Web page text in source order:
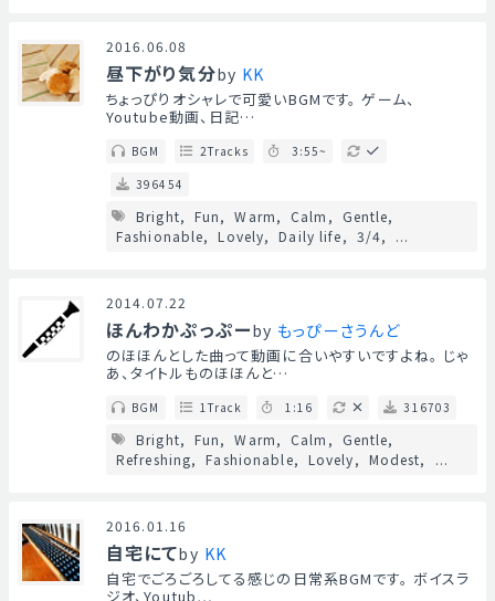
2016.06.08
昼下がり気分by KK
ちょっぴりオシャレで可愛いBGMです。 ゲーム、
Youtube動画、日記…
BGM 2Tracks
3:55~
396454
Bright Fun Warm Calm
Gentle
Fashionable
Lovely Daily life 3/4 ...
2014.07.22
ほんわかぷっぷーby もっぴーさうんど
のほほんとした曲って動画に合いやすいですよね。 じゃ
あ、タイトルものほほんと…
BGM 1Track 1:16 316703
Bright Fun Warm Calm
Gentle
Refreshing
Fashionable Lovely Modest ...
2016.01.16
自宅にてby KK
自宅でごろごろしてる感じの日常系BGMです。 ボイスラ
ジオ、Youtub…